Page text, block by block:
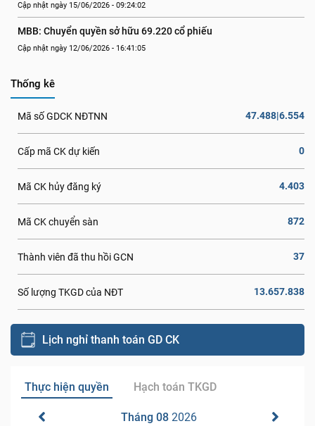
Cập nhật ngày 15/06/2026 - 09:24:02
MBB: Chuyển quyền sở hữu 69.220 cổ phiếu
Cập nhật ngày 12/06/2026 - 16:41:05
Thống kê
Mã số GDCK NĐTNN 47.488|6.554
Cấp mã CK dự kiến 0
Mã CK hủy đăng ký 4.403
Mã CK chuyển sàn 872
Thành viên đã thu hồi GCN 37
Số lượng TKGD của NĐT 13.657.838
Lịch nghỉ thanh toán GD CK
Thực hiện quyền Hạch toán TKGD
Tháng 08 2026